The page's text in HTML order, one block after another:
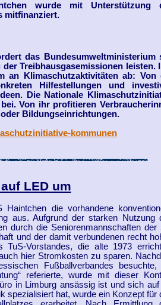
wurde mit Unterstützung
mitfinanziert.
das Bundesumweltministerium
Treibhausgasemissionen leisten.
an Klimaschutzaktivitäten ab: Von
Hilfestellungen und
Die Nationale
Von ihr profitieren
Bildungseinrichtungen.
kommunen
LED um
die vorhandene
aus. Aufgrund der starken Nutzung
durch die Seniorenmannschaften der
und der damit verbundenen recht
Vorstandes, die alte 1973
hier Stromkosten zu sparen.
Fußballverbandes besuchte,
referierte, wurde mit dieser
in Limburg ansässig ist und sich auf
spezialisiert hat, wurde ein Konzept für